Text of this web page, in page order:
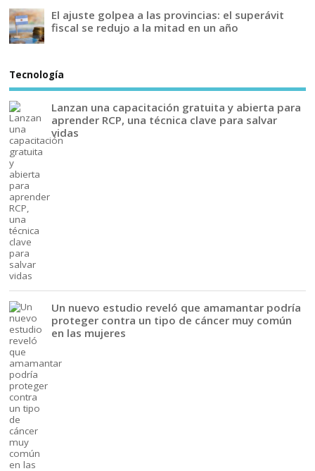
El ajuste golpea a las provincias: el superávit
fiscal se redujo a la mitad en un año
Tecnología
Lanzan una capacitación gratuita y abierta para
aprender RCP, una técnica clave para salvar
vidas
Un nuevo estudio reveló que amamantar podría
proteger contra un tipo de cáncer muy común
en las mujeres